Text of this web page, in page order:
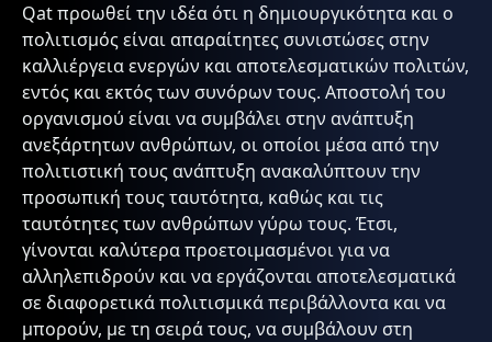
Qat προωθεί την ιδέα ότι η δημιουργικότητα και ο
πολιτισμός είναι απαραίτητες συνιστώσες στην
καλλιέργεια ενεργών και αποτελεσματικών πολιτών,
εντός και εκτός των συνόρων τους. Αποστολή του
οργανισμού είναι να συμβάλει στην ανάπτυξη
ανεξάρτητων ανθρώπων, οι οποίοι μέσα από την
πολιτιστική τους ανάπτυξη ανακαλύπτουν την
προσωπική τους ταυτότητα, καθώς και τις
ταυτότητες των ανθρώπων γύρω τους. Έτσι,
γίνονται καλύτερα προετοιμασμένοι για να
αλληλεπιδρούν και να εργάζονται αποτελεσματικά
σε διαφορετικά πολιτισμικά περιβάλλοντα και να
μπορούν, με τη σειρά τους, να συμβάλουν στη